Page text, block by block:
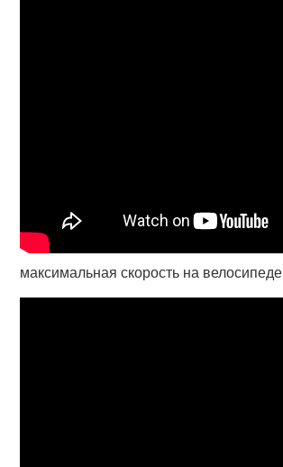
максимальная скорость на велосипеде